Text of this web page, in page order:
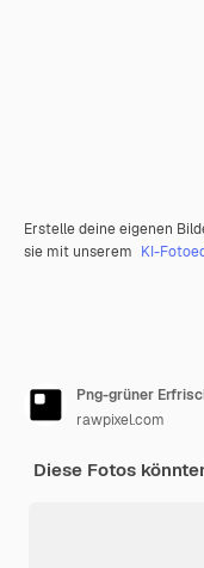
Erstelle deine eigenen
sie mit unserem KI-
rawpixel.com
Diese Fotos